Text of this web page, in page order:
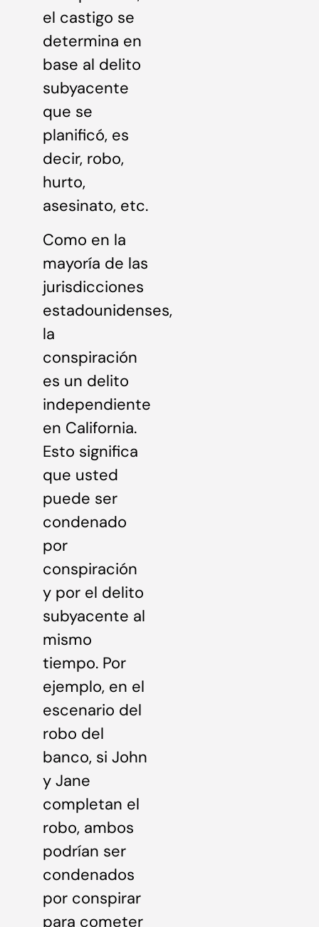
el castigo se
determina en
base al delito
subyacente
que se
planificó, es
decir, robo,
hurto,
asesinato, etc.
Como en la
mayoría de las
jurisdicciones
estadounidenses,
la
conspiración
es un delito
independiente
en California.
Esto significa
que usted
puede ser
condenado
por
conspiración
y por el delito
subyacente al
mismo
tiempo. Por
ejemplo, en el
escenario del
robo del
banco, si John
y Jane
completan el
robo, ambos
podrían ser
condenados
por conspirar
para cometer